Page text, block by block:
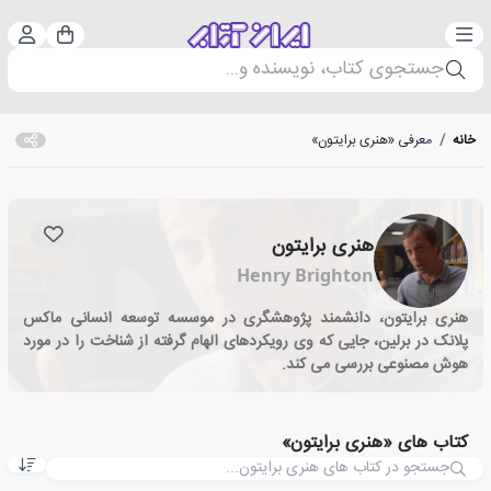
دسته‌بندی سبد
جستجوی کتاب، نویسنده و...
خانه / معرفی «هنری برایتون»
هنری برایتون
Henry Brighton
هنری برایتون، دانشمند پژوهشگری در موسسه توسعه انسانی ماکس
پلانک در برلین، جایی که وی رویکردهای الهام گرفته از شناخت را در مورد
هوش مصنوعی بررسی می کند.
کتاب های «هنری برایتون»